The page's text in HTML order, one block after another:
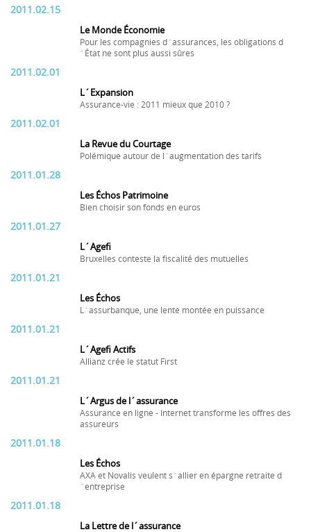
2011.02.15
Le Monde Économie
Pour les compagnies d´assurances, les obligations d
´État ne sont plus aussi sûres
2011.02.01
L´Expansion
Assurance-vie : 2011 mieux que 2010 ?
2011.02.01
La Revue du Courtage
Polémique autour de l´augmentation des tarifs
2011.01.28
Les Échos Patrimoine
Bien choisir son fonds en euros
2011.01.27
L´Agefi
Bruxelles conteste la fiscalité des mutuelles
2011.01.21
Les Échos
L´assurbanque, une lente montée en puissance
2011.01.21
L´Agefi Actifs
Allianz crée le statut First
2011.01.21
L´Argus de l´assurance
Assurance en ligne - Internet transforme les offres des
assureurs
2011.01.18
Les Échos
AXA et Novalis veulent s´allier en épargne retraite d
´entreprise
2011.01.18
La Lettre de l´assurance